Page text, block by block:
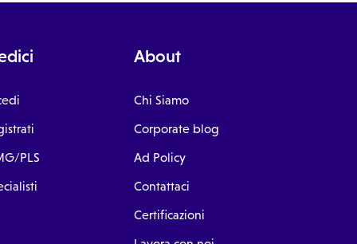
PLS
About
Chi Siamo
Corporate blog
Ad Policy
Contattaci
Certificazioni